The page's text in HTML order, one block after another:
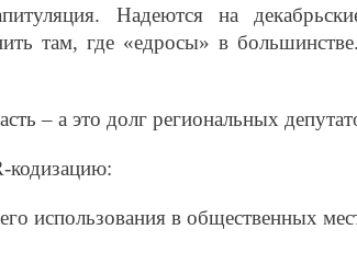
Надеются на
там, где «едросы» в
– а это долг региональных
-кодизацию:
использования в общественных